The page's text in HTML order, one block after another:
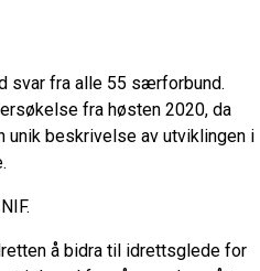
svar fra alle 55 særforbund.
fra høsten 2020, da
unik beskrivelse av utviklingen i
å bidra til idrettsglede for